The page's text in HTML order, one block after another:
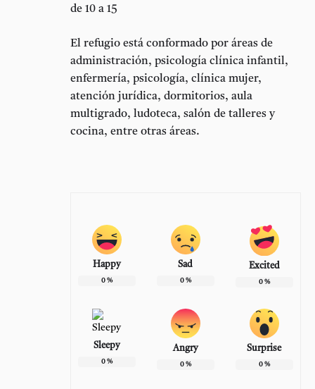
de 10 a 15
El refugio está conformado por áreas de
administración, psicología clínica infantil,
enfermería, psicología, clínica mujer,
atención jurídica, dormitorios, aula
multigrado, ludoteca, salón de talleres y
cocina, entre otras áreas.
Happy
0%
Sad
0%
Excited
0%
Sleepy
0%
Angry
0%
Surprise
0%